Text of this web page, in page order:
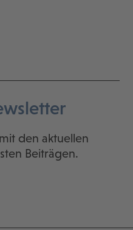
den aktuellen
Beiträgen.